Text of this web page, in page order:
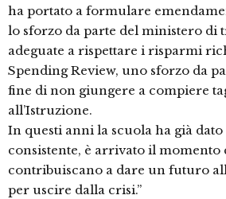
ha portato a formulare
lo sforzo da parte del ministero di
adeguate a rispettare i risparmi
Spending Review, uno sforzo da
fine di non giungere a compiere
all’Istruzione.
In questi anni la scuola ha già
consistente, è arrivato il momento
contribuiscano a dare un futuro
per uscire dalla crisi.”